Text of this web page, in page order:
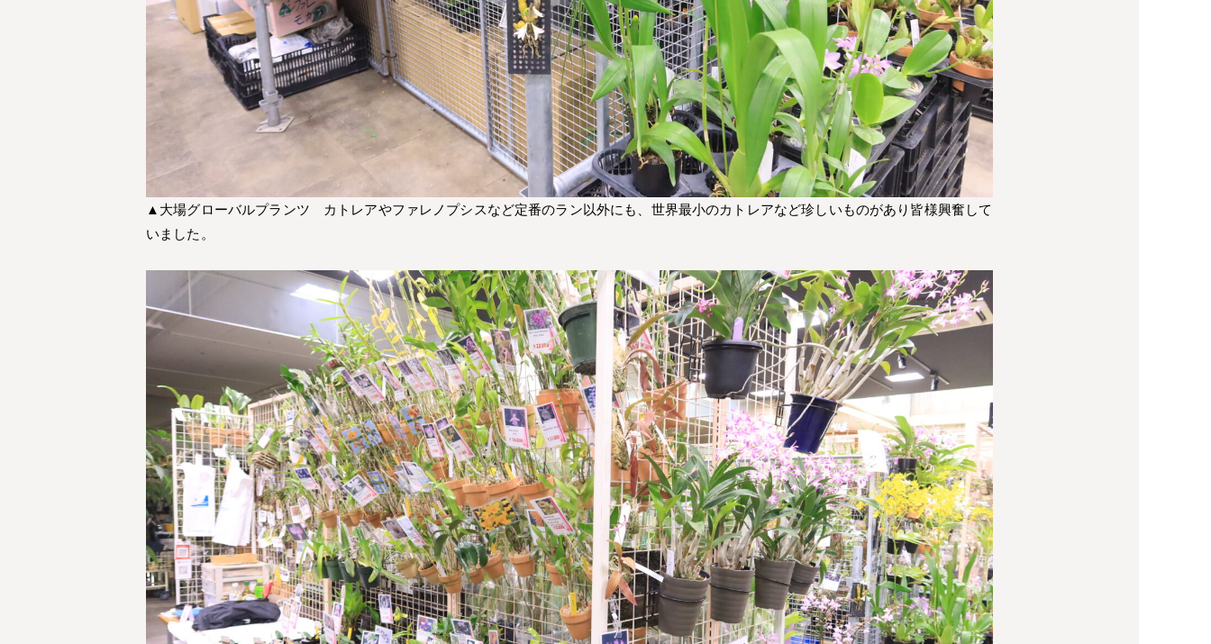
▲大場グローバルプランツ カトレアやファレノプシスなど定番のラン以外にも、世界最小のカトレアなど珍しいものがあり皆様興奮して
いました。